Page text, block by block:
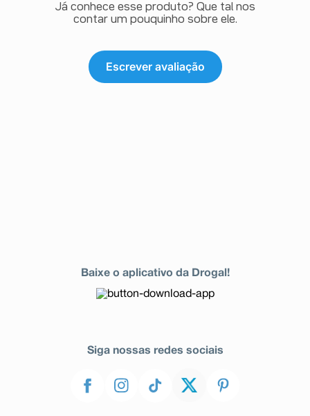
em pequena quantidade de água (5-10 ml ou 1-2
colheres de chá). Esta suspensão pode ser
administrados com pequenas quantidades de
alimentos devendo-se, porém, evitar alimentos que
sabidamente diminuem a absorção da levotiroxina, tais
Já conhece esse produto? Que tal nos
contar um pouquinho sobre ele.
Escrever avaliação
Baixe o aplicativo da Drogal!
Siga nossas redes sociais